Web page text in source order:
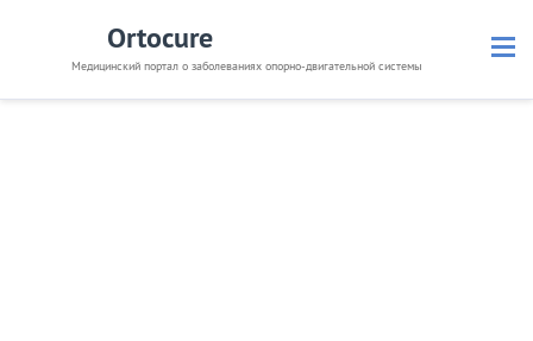
Ortocure
Медицинский портал о заболеваниях опорно-двигательной системы